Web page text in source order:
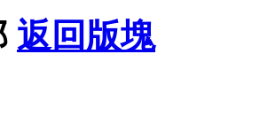
返回版塊